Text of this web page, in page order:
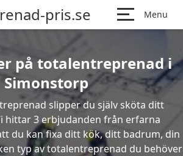
pris.se Menu
på totalentreprenad i
Simonstorp
slipper du själv sköta ditt
hittar 3 erbjudanden från erfarna
du kan fixa ditt kök, ditt badrum, din
typ av totalentreprenad du behöver